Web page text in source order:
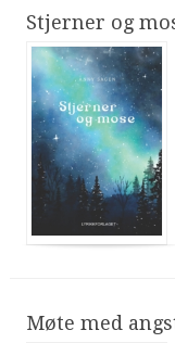
Stjerner og
Møte med